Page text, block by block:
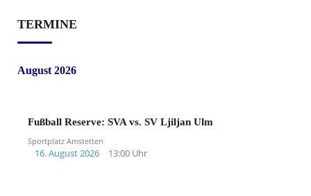
TERMINE
August 2026
Fußball Reserve: SVA vs. SV Ljiljan Ulm
Sportplatz Amstetten
16. August 2026 13:00 Uhr